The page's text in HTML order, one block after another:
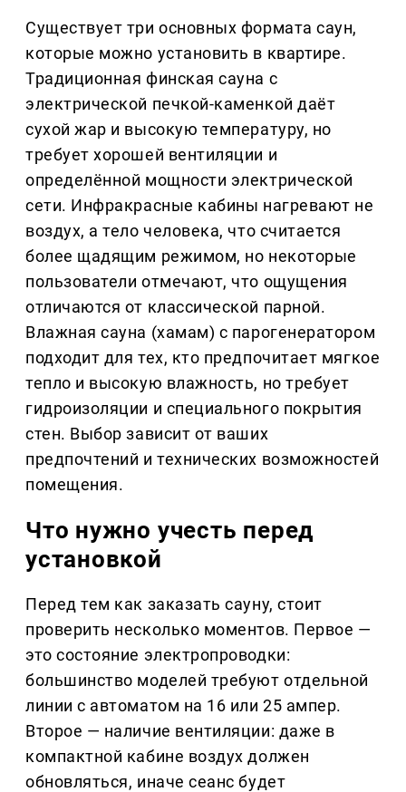
Существует три основных формата саун,
которые можно установить в квартире.
Традиционная финская сауна с
электрической печкой-каменкой даёт
сухой жар и высокую температуру, но
требует хорошей вентиляции и
определённой мощности электрической
сети. Инфракрасные кабины нагревают не
воздух, а тело человека, что считается
более щадящим режимом, но некоторые
пользователи отмечают, что ощущения
отличаются от классической парной.
Влажная сауна (хамам) с парогенератором
подходит для тех, кто предпочитает мягкое
тепло и высокую влажность, но требует
гидроизоляции и специального покрытия
стен. Выбор зависит от ваших
предпочтений и технических возможностей
помещения.
Что нужно учесть перед
установкой
Перед тем как заказать сауну, стоит
проверить несколько моментов. Первое —
это состояние электропроводки:
большинство моделей требуют отдельной
линии с автоматом на 16 или 25 ампер.
Второе — наличие вентиляции: даже в
компактной кабине воздух должен
обновляться, иначе сеанс будет